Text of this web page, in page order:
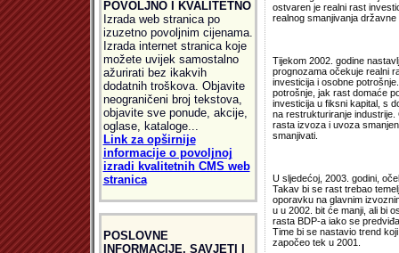
POVOLJNO I KVALITETNO
Izrada web stranica po
izuzetno povoljnim cijenama.
Izrada internet stranica koje
možete uvijek samostalno
ažurirati bez ikakvih
dodatnih troškova. Objavite
neograničeni broj tekstova,
objavite sve ponude, akcije,
oglase, kataloge...
Link za opširnije
informacije o povoljnoj
izradi kvalitetnih CMS web
stranica
POSLOVNE
INFORMACIJE, SAVJETI I
ostvaren je realni rast
realnog smanjivanja
Tijekom 2002. godine
prognozama očekuje realni
investicija i osobne
potrošnje, jak rast domaće
investicija u fiksni kapital, s
na restrukturiranje
rasta izvoza i uvoza
smanjivati.
U sljedećoj, 2003. godini,
Takav bi se rast trebao
oporavku na glavnim
u u 2002. bit će manji, ali bi
rasta BDP-a iako se
Time bi se nastavio trend
započeo tek u 2001.